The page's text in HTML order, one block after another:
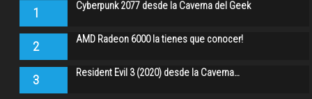
1 Cyberpunk 2077 desde la Caverna del Geek
2 AMD Radeon 6000 la tienes que conocer!
3 Resident Evil 3 (2020) desde la Caverna…